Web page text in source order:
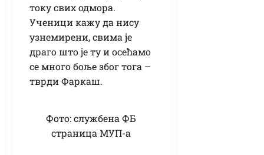
току свих одмора.
Ученици кажу да нису
узнемирени, свима је
драго што је ту и осећамо
се много боље због тога –
тврди Фаркаш.
Фото: службена ФБ
страница МУП-а